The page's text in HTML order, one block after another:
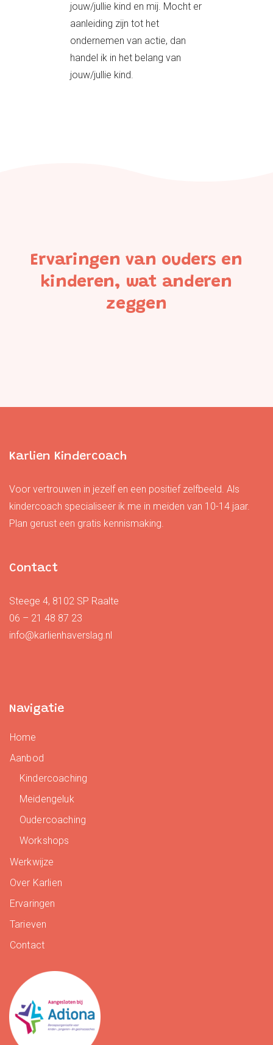
jouw/jullie kind en mij. Mocht er
aanleiding zijn tot het
ondernemen van actie, dan
handel ik in het belang van
jouw/jullie kind.
Ervaringen van ouders en
kinderen, wat anderen
zeggen
Karlien Kindercoach
Voor vertrouwen in jezelf en een positief zelfbeeld. Als
kindercoach specialiseer ik me in meiden van 10-14 jaar.
Plan gerust een gratis kennismaking.
Contact
Steege 4, 8102 SP Raalte
06 – 21 48 87 23
info@karlienhaverslag.nl
Navigatie
Home
Aanbod
Kindercoaching
Meidengeluk
Oudercoaching
Workshops
Werkwijze
Over Karlien
Ervaringen
Tarieven
Contact